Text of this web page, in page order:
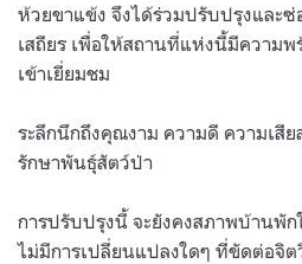
ห้วยขาแข้ง จึงได้ร่วมปรับปรุงและ
เสถียร เพื่อให้สถานที่แห่งนี้มีความ
เข้าเยี่ยมชม
ระลึกนึกถึงคุณงาม ความดี ความเสี
รักษาพันธุ์สัตว์ป่า
การปรับปรุงนี้ จะยังคงสภาพบ้านพั
ไม่มีการเปลี่ยนแปลงใดๆ ที่ขัดต่อ